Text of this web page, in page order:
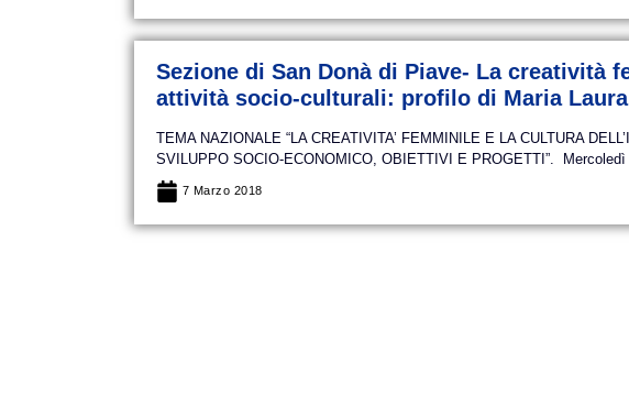
Sezione di San Donà di Piave- La creatività
attività socio-culturali: profilo di Maria
TEMA NAZIONALE “LA CREATIVITA’ FEMMINILE E LA CULTURA
SVILUPPO SOCIO-ECONOMICO, OBIETTIVI E PROGETTI”. Mercoledì
7 Marzo 2018